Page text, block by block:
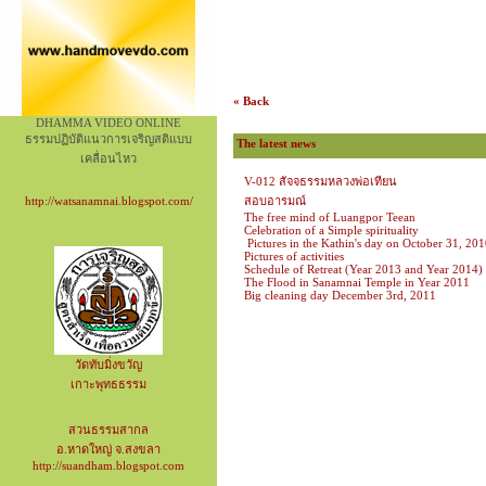
DHAMMA VIDEO ONLINE
ธรรมปฏิบัติแนวการเจริญสติแบบ
เคลื่อนไหว
http://watsanamnai.blogspot.com/
วัดทับมิ่งขวัญ
เกาะพุทธธรรม
สวนธรรมสากล
อ.หาดใหญ่ จ.สงขลา
http://suandham.blogspot.com
« Back
The latest news
V-012 สัจจธรรมหลวงพ่อเทียน
สอบอารมณ์
The free mind of Luangpor Teean
Celebration of a Simple spirituality
Pictures in the Kathin's day on October 31,
Pictures of activities
Schedule of Retreat (Year 2013 and Year 2014)
The Flood in Sanamnai Temple in Year 2011
Big cleaning day December 3rd, 2011